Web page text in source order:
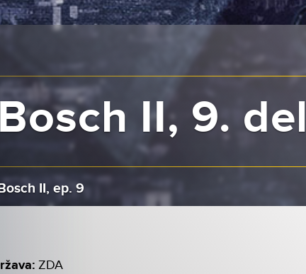
II, 9. del
II, ep. 9
ZDA